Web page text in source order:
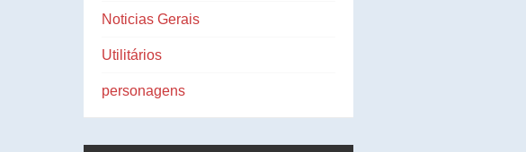
Noticias Gerais
Utilitários
personagens